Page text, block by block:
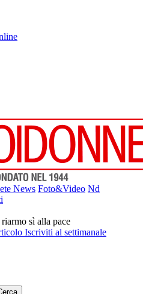
News Foto&Video Nd
sì alla pace
Iscriviti al settimanale